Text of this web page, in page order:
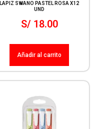
LAPIZ SWANO PASTEL ROSA X12
UND
S/18.00
Añadir al carrito